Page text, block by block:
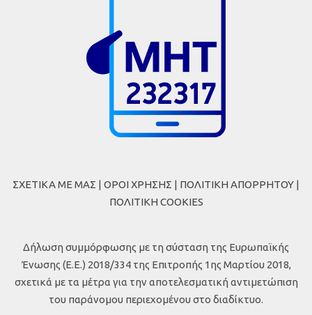
ΣΧΕΤΙΚΑ ΜΕ ΜΑΣ | ΟΡΟΙ ΧΡΗΣΗΣ | ΠΟΛΙΤΙΚΗ ΑΠΟΡΡΗΤΟΥ |
ΠΟΛΙΤΙΚΗ COOKIES
Δήλωση συμμόρφωσης με τη σύσταση της Ευρωπαϊκής
Ένωσης (Ε.Ε.) 2018/334 της Επιτροπής 1ης Μαρτίου 2018,
σχετικά με τα μέτρα για την αποτελεσματική αντιμετώπιση
του παράνομου περιεχομένου στο διαδίκτυο.